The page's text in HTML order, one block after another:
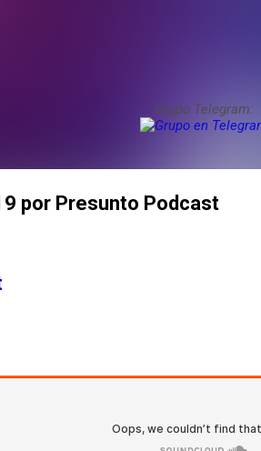
Grupo Telegram:
por Presunto Podcast